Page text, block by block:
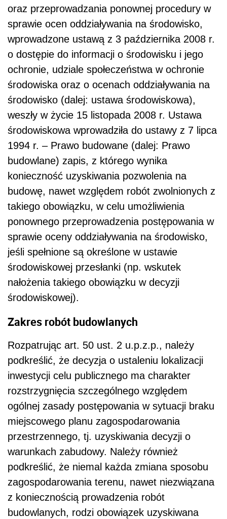
oraz przeprowadzania ponownej procedury w
sprawie ocen oddziaływania na środowisko,
wprowadzone ustawą z 3 października 2008 r.
o dostępie do informacji o środowisku i jego
ochronie, udziale społeczeństwa w ochronie
środowiska oraz o ocenach oddziaływania na
środowisko (dalej: ustawa środowiskowa),
weszły w życie 15 listopada 2008 r. Ustawa
środowiskowa wprowadziła do ustawy z 7 lipca
1994 r. – Prawo budowane (dalej: Prawo
budowlane) zapis, z którego wynika
konieczność uzyskiwania pozwolenia na
budowę, nawet względem robót zwolnionych z
takiego obowiązku, w celu umożliwienia
ponownego przeprowadzenia postępowania w
sprawie oceny oddziaływania na środowisko,
jeśli spełnione są określone w ustawie
środowiskowej przesłanki (np. wskutek
nałożenia takiego obowiązku w decyzji
środowiskowej).
Zakres robót budowlanych
Rozpatrując art. 50 ust. 2 u.p.z.p., należy
podkreślić, że decyzja o ustaleniu lokalizacji
inwestycji celu publicznego ma charakter
rozstrzygnięcia szczególnego względem
ogólnej zasady postępowania w sytuacji braku
miejscowego planu zagospodarowania
przestrzennego, tj. uzyskiwania decyzji o
warunkach zabudowy. Należy również
podkreślić, że niemal każda zmiana sposobu
zagospodarowania terenu, nawet niezwiązana
z koniecznością prowadzenia robót
budowlanych, rodzi obowiązek uzyskiwana